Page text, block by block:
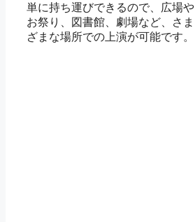
単に持ち運びできるので、広場や
お祭り、図書館、劇場など、さま
ざまな場所での上演が可能です。